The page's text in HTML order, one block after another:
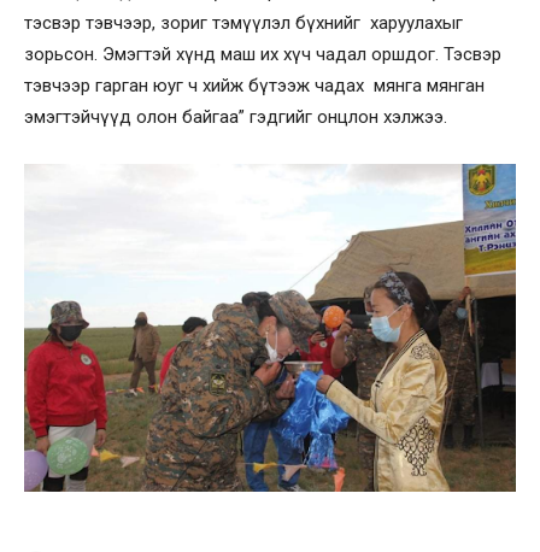
тэсвэр тэвчээр, зориг тэмүүлэл бүхнийг харуулахыг
зорьсон. Эмэгтэй хүнд маш их хүч чадал оршдог. Тэсвэр
тэвчээр гарган юуг ч хийж бүтээж чадах мянга мянган
эмэгтэйчүүд олон байгаа” гэдгийг онцлон хэлжээ.